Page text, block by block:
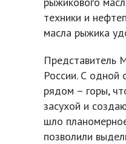
техники и
масла рыжика
Представитель
России. С одной
рядом – горы,
засухой и
шло
позволили